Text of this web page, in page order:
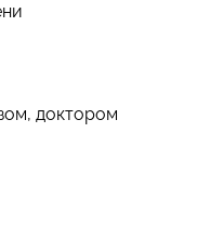
доктором